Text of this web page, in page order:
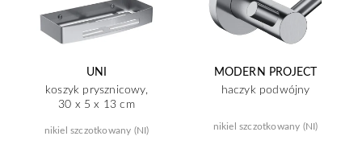
UNI
koszyk prysznicowy,
30 x 5 x 13 cm
nikiel szczotkowany (NI)
MODERN PROJECT
haczyk podwójny
nikiel szczotkowany (NI)